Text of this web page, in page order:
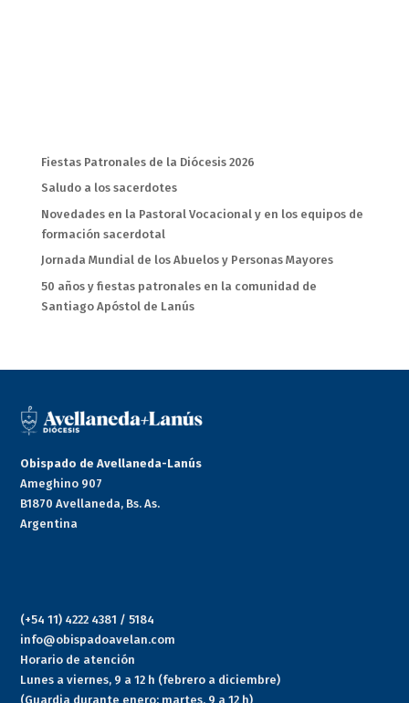
Fiestas Patronales de la Diócesis 2026
Saludo a los sacerdotes
Novedades en la Pastoral Vocacional y en los equipos de
formación sacerdotal
Jornada Mundial de los Abuelos y Personas Mayores
50 años y fiestas patronales en la comunidad de
Santiago Apóstol de Lanús
Obispado de Avellaneda-Lanús
Ameghino 907
B1870 Avellaneda, Bs. As.
Argentina
(+54 11) 4222 4381 / 5184
info@obispadoavelan.com
Horario de atención
Lunes a viernes, 9 a 12 h (febrero a diciembre)
(Guardia durante enero: martes, 9 a 12 h)